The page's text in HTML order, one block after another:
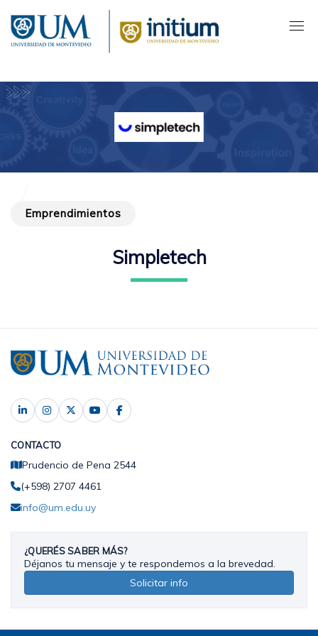
contenido
principal
Emprendimientos
Simpletech
CONTACTO
Prudencio de Pena 2544
(+598) 2707 4461
info@um.edu.uy
¿QUERÉS SABER MÁS?
Déjanos tu mensaje y te respondemos a la brevedad.
Solicitar info